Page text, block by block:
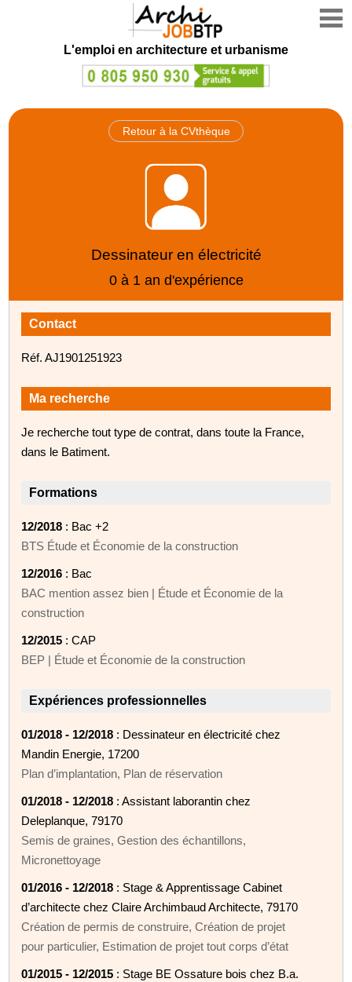
L'emploi en architecture et urbanisme
Retour à la CVthèque
Dessinateur en électricité
0 à 1 an d'expérience
Contact
Réf. AJ1901251923
Ma recherche
Je recherche tout type de contrat, dans toute la France,
dans le Batiment.
Formations
12/2018 : Bac +2
BTS Étude et Économie de la construction
12/2016 : Bac
BAC mention assez bien | Étude et Économie de la
construction
12/2015 : CAP
BEP | Étude et Économie de la construction
Expériences professionnelles
01/2018 - 12/2018 : Dessinateur en électricité chez
Mandin Energie, 17200
Plan d’implantation, Plan de réservation
01/2018 - 12/2018 : Assistant laborantin chez
Deleplanque, 79170
Semis de graines, Gestion des échantillons,
Micronettoyage
01/2016 - 12/2018 : Stage & Apprentissage Cabinet
d’architecte chez Claire Archimbaud Architecte, 79170
Création de permis de construire, Création de projet
pour particulier, Estimation de projet tout corps d’état
01/2015 - 12/2015 : Stage BE Ossature bois chez B.a.